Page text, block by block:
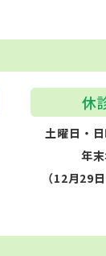
休
土曜日・
年
（12月29